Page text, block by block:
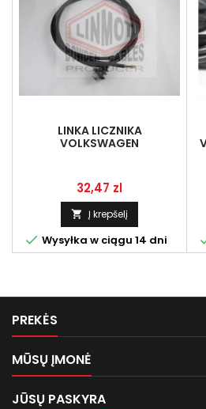
LINKA LICZNIKA
VOLKSWAGEN
Kaina
32,47 zl
 Į krepšelį
 Wysyłka w ciągu 14 dni
PREKĖS
MŪSŲ ĮMONĖ
JŪSŲ PASKYRA